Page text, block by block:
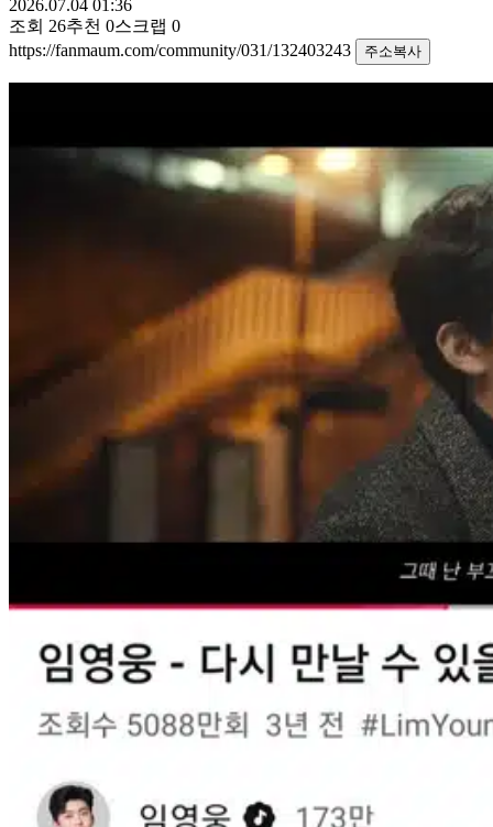
2026.07.04 01:36
조회 26추천 0스크랩 0
https://fanmaum.com/community/031/132403243
주소복사